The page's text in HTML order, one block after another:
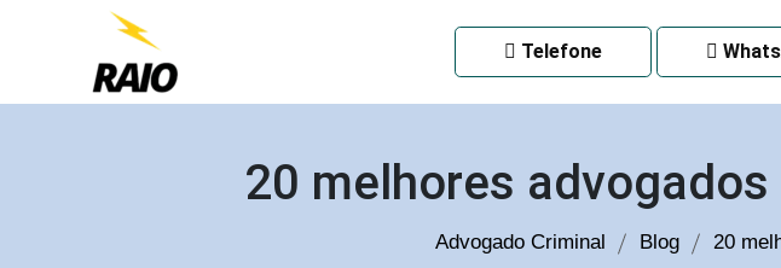
Telefone
20 melhores
Advogado Criminal Blog 20